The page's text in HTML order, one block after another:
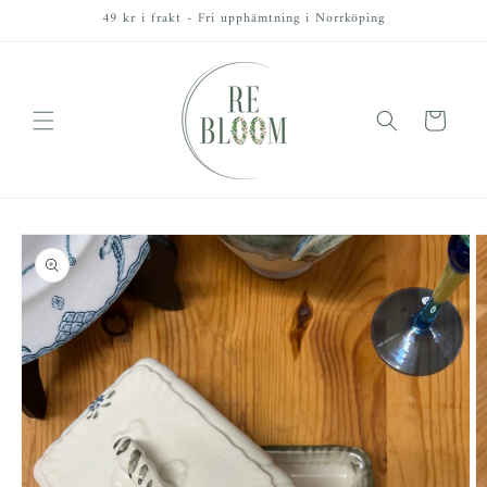
49 kr i frakt - Fri upphämtning i Norrköping
Varukorg
vidare till